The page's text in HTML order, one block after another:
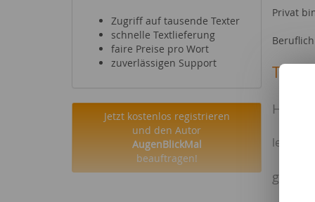
Zugriff auf tausende Texter
schnelle Textlieferung
faire Preise pro Wort
zuverlässigen Support
Jetzt kostenlos registrieren
und den Autor
AugenBlickMal
beauftragen!
Privat
Texte
Fischer
leicht